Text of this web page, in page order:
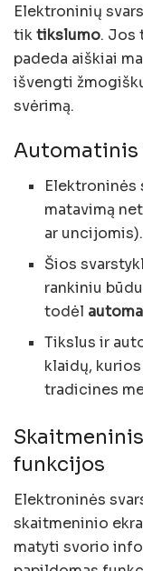
Elektroninių
tiktikslumo. Jos
padeda aiškiai
išvengti
svėrimą.
Automatinis
matavimą
ar uncijomis).
Šios
rankiniu
todėl
Tikslus ir
klaidų,
tradicines
funkcijos
Elektroninės
skaitmeninio
matyti svorio